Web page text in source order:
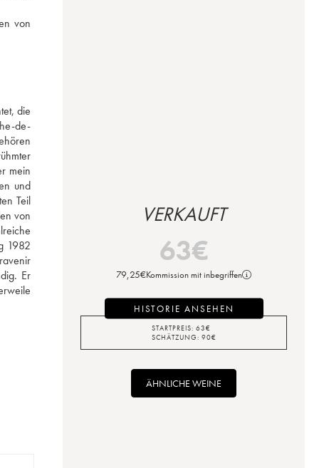
von
die
de-
mein
und
Teil
von
1982
Er
VERKAUFT
63€
79,25€Kommission mit inbegriffen
HISTORIE ANSEHEN
STARTPREIS: 63€
SCHÄTZUNG: 90€
ÄHNLICHE WEINE